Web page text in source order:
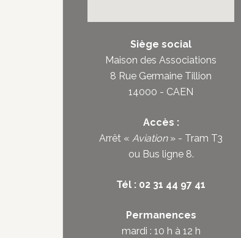
Siège social
Maison des Associations
8 Rue Germaine Tillion
14000 - CAEN
Accès :
Arrêt « Aviation» - Tram T3
ou Bus ligne 8.
Tél : 02 31 44 97 41
Permanences
mardi : 10 h à 12 h